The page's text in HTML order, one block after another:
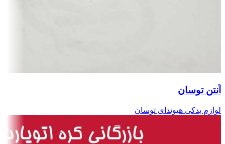
آنتن توسان
لوازم یدکی هیوندای توسان